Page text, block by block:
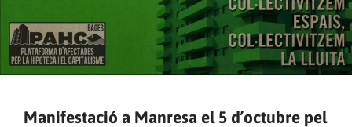
Manifestació a Manresa el 5 d’octubre pel